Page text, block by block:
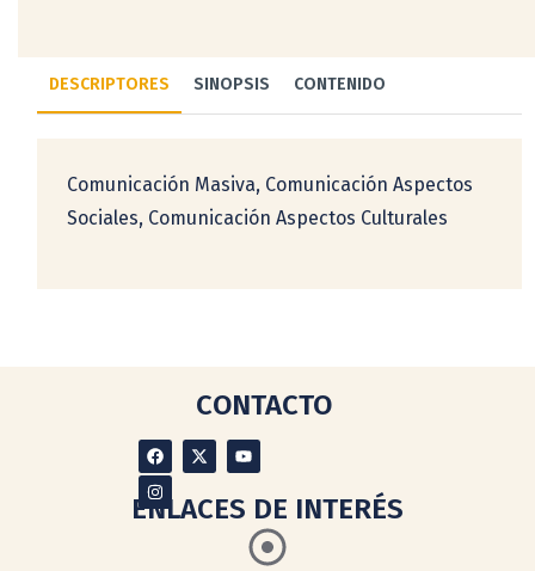
DESCRIPTORES SINOPSIS CONTENIDO
Comunicación Masiva, Comunicación Aspectos
Sociales, Comunicación Aspectos Culturales
CONTACTO
ENLACES DE INTERÉS